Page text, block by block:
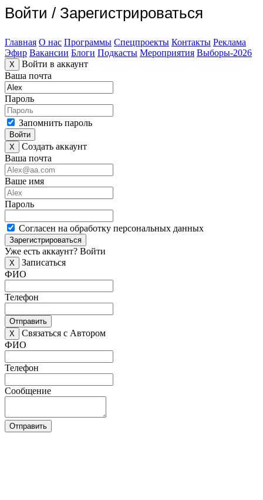
Войти / Зарегистрироваться
Главная О нас Программы Спецпроекты Контакты Реклама
Эфир Вакансии Блоги Подкасты Мероприятия Выборы-2026
X
Войти в аккаунт
Ваша почта
Пароль
Запомнить пароль
Войти
X
Создать аккаунт
Ваша почта
Ваше имя
Пароль
Согласен на обработку персональных данных
Зарегистрироваться
Уже есть аккаунт? Войти
X
Записаться
ФИО
Телефон
Отправить
X
Связаться с Автором
ФИО
Телефон
Сообщение
Отправить